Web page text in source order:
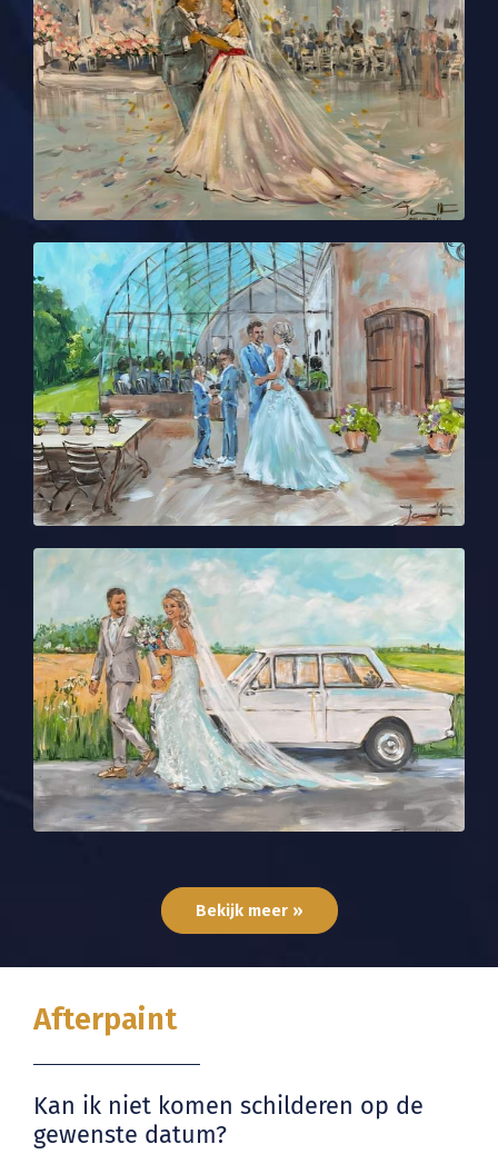
Bekijk meer »
Afterpaint
Kan ik niet komen schilderen op de
gewenste datum?